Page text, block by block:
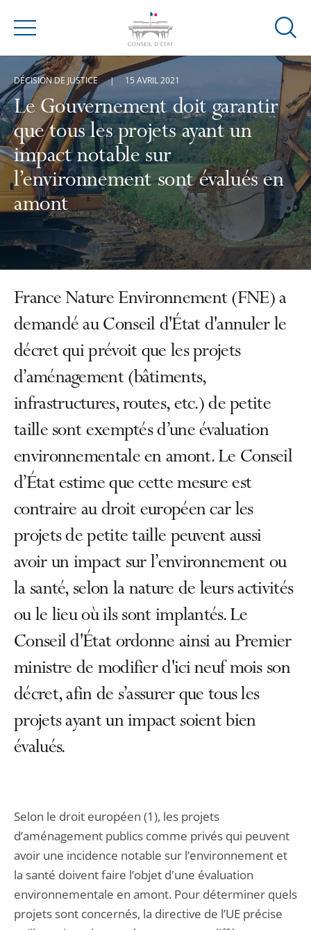
Menu
Ouvrir
de
Le Gouvernement doit garantir
que tous les projets ayant un
impact notable sur
l’environnement sont évalués en
amont
DÉCISION DE JUSTICE 15 AVRIL 2021
France Nature Environnement (FNE) a
demandé au Conseil d'État d'annuler le
décret qui prévoit que les projets
d’aménagement (bâtiments,
infrastructures, routes, etc.) de petite
taille sont exemptés d’une évaluation
environnementale en amont. Le Conseil
d’État estime que cette mesure est
contraire au droit européen car les
projets de petite taille peuvent aussi
avoir un impact sur l’environnement ou
la santé, selon la nature de leurs activités
ou le lieu où ils sont implantés. Le
Conseil d'État ordonne ainsi au Premier
ministre de modifier d'ici neuf mois son
décret, afin de s’assurer que tous les
projets ayant un impact soient bien
évalués.
Selon le droit européen (1), les projets
d’aménagement publics comme privés qui peuvent
avoir une incidence notable sur l’environnement et
la santé doivent faire l’objet d'une évaluation
environnementale en amont. Pour déterminer quels
projets sont concernés, la directive de l’UE précise